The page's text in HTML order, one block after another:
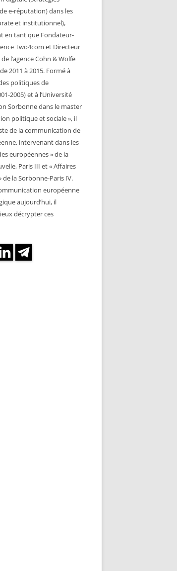
e-réputation) dans les
et institutionnel),
en tant que Fondateur-
Two4com et Directeur
l’agence Cohn & Wolfe
2011 à 2015. Formé à
politiques de
2005) et à l’Université
Sorbonne dans le master
politique et sociale », il
de la communication de
intervenant dans les
européennes » de la
Paris III et « Affaires
de la Sorbonne-Paris IV.
européenne
aujourd’hui, il
décrypter ces